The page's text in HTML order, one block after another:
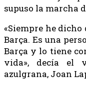
supuso la marcha
«Siempre he
Barça. Es una
Barça y lo tiene
vida», decía el
azulgrana, Joan